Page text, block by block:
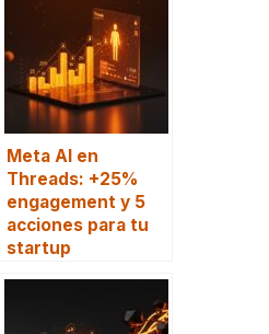
Meta AI en
Threads: +25%
engagement y 5
acciones para tu
startup